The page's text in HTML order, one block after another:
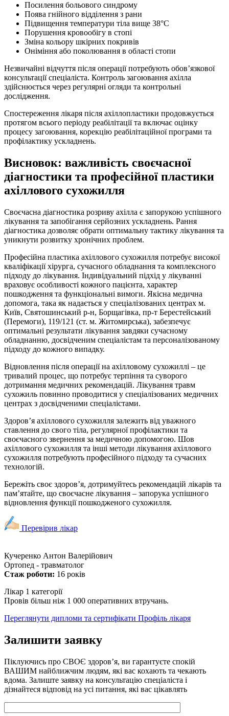
Посилення больового синдрому
Поява гнійного відділення з рани
Підвищення температури тіла вище 38°C
Порушення кровообігу в стопі
Зміна кольору шкірних покривів
Оніміння або поколювання в області стопи
Незвичайні відчуття після операції потребують обов’язкової
консультації спеціаліста. Контроль загоювання ахілла
здійснюється через регулярні огляди та контрольні
дослідження.
Спостереження лікаря після ахіллопластики продовжується
протягом всього періоду реабілітації та включає оцінку
процесу загоювання, корекцію реабілітаційної програми та
профілактику ускладнень.
Висновок: важливість своєчасної
діагностики та професійної пластики
ахіллового сухожилля
Своєчасна діагностика розриву ахілла є запорукою успішного
лікування та запобігання серйозних ускладнень. Рання
діагностика дозволяє обрати оптимальну тактику лікування та
уникнути розвитку хронічних проблем.
Професійна пластика ахіллового сухожилля потребує високої
кваліфікації хірурга, сучасного обладнання та комплексного
підходу до лікування. Індивідуальний підхід у лікуванні
враховує особливості кожного пацієнта, характер
пошкодження та функціональні вимоги. Якісна медична
допомога, така як надається у спеціалізованих центрах м.
Київ, Святошинський р-н, Борщагівка, пр-т Берестейський
(Перемоги), 119/121 (ст. м. Житомирська), забезпечує
оптимальні результати лікування завдяки сучасному
обладнанню, досвідченим спеціалістам та персоналізованому
підходу до кожного випадку.
Відновлення після операції на ахілловому сухожиллі – це
тривалий процес, що потребує терпіння та суворого
дотримання медичних рекомендацій. Лікування травм
сухожиль повинно проводитися у спеціалізованих медичних
центрах з досвідченими спеціалістами.
Здоров’я ахіллового сухожилля залежить від уважного
ставлення до свого тіла, регулярної профілактики та
своєчасного звернення за медичною допомогою. Шов
ахіллового сухожилля та інші методи лікування ахіллового
сухожилля потребують професійного підходу та сучасних
технологій.
Бережіть своє здоров’я, дотримуйтесь рекомендацій лікарів та
пам’ятайте, що своєчасне лікування – запорука успішного
відновлення функції пошкодженого сухожилля.
Перевірив лікар
Кучеренко Антон Валерійович
Ортопед - травматолог
Стаж роботи: 16 років
Лікар 1 категорії
Провів більш ніж 1 000 оперативних втручань.
Переглянути дипломи та сертифікати Профіль лікаря
Залишити заявку
Піклуючись про СВОЄ здоров’я, ви гарантуєте спокій
ВАШИМ найближчим людям, які вас кохають та чекають
вдома. Залиште заявку на консультацію спеціаліста і
дізнайтеся відповід на усі питання, які вас цікавлять